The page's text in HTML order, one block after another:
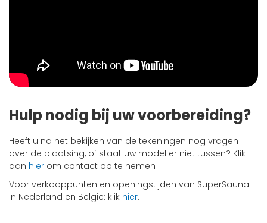
Hulp nodig bij uw voorbereiding?
Heeft u na het bekijken van de tekeningen nog vragen
over de plaatsing, of staat uw model er niet tussen? Klik
dan hier om contact op te nemen
Voor verkooppunten en openingstijden van SuperSauna
in Nederland en België: klik hier.